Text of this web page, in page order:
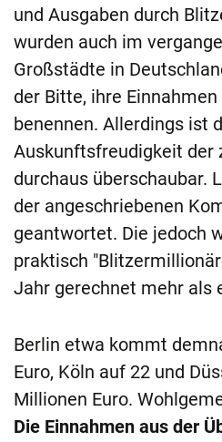
und Ausgaben durch
wurden auch im
Großstädte in
der Bitte, ihre
benennen. Allerdings ist
Auskunftsfreudigkeit der
durchaus überschaubar.
der angeschriebenen
geantwortet. Die jedoch
praktisch
Jahr gerechnet mehr als
Berlin etwa kommt
Euro, Köln auf 22 und
Millionen Euro.
Die Einnahmen aus der